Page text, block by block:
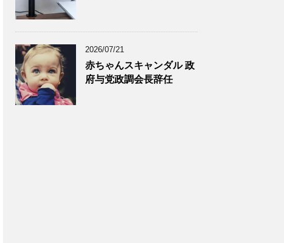
2024年7月
2024年6月(7)
2024年5月
(8)
2024年4月
(8)
2024年3月
2024年2月
2026/07/21
赤ちゃんスキャンダル 政
府与党政調会長辞任